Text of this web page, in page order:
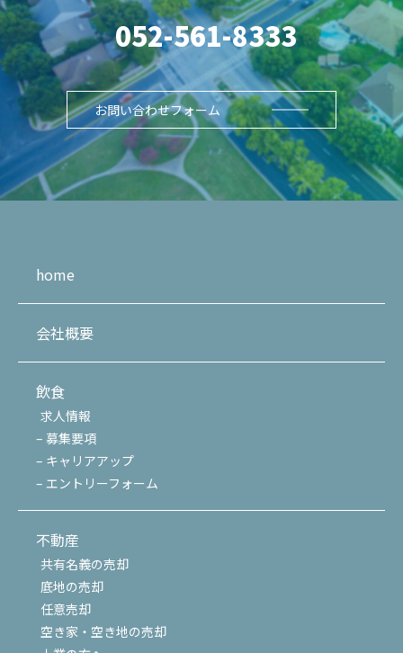
052-561-8333
お問い合わせフォーム
home
会社概要
飲食
求人情報
– 募集要項
– キャリアアップ
– エントリーフォーム
不動産
共有名義の売却
底地の売却
任意売却
空き家・空き地の売却